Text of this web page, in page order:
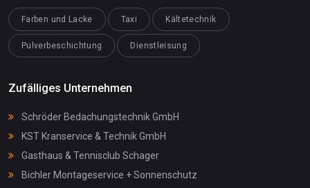
Farben und Lacke Taxi Kältetechnik
Pulverbeschichtung Dienstleisung
Zufälliges Unternehmen
Schröder Bedachungstechnik GmbH
KST Kranservice & Technik GmbH
Gasthaus & Tennisclub Schager
Bichler Montageservice + Sonnenschutz